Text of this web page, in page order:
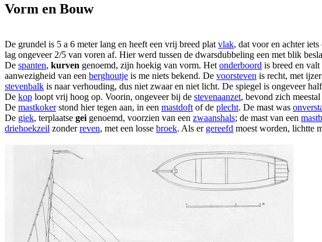
Vorm en Bouw
De grundel is 5 a 6 meter lang en heeft een vrij breed plat vlak, dat voor en achter
lag ongeveer 2/5 van voren af. Hier werd tussen de dwarsdubbeling een met blik
De spanten, kurven genoemd, zijn hoekig van vorm. Het onderboord is breed en
aanwezigheid van een berghoutje is me niets bekend. De voorsteven is recht, met
stevenbalk is naar verhouding, dus niet zwaar en niet licht. De spiegel is ongeveer
De kop loopt vrij hoog op. Voorin, ongeveer bij de stevenaanzet, bevond zich meestal
De mastkokerstond hier tegen aan, in een mastdoft of de plecht. De mast was
De giek, terplaatse gei genoemd, voorzien van een zwaanshals; de mast van een
driehoekzeil zonderreven, met een losse broek. Als er gereefd moest worden, lichtte